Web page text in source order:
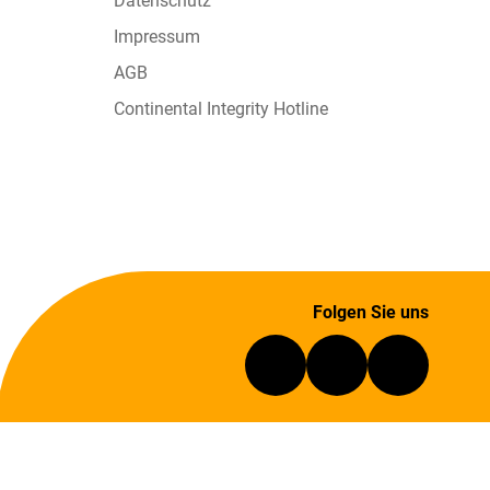
Impressum
AGB
Continental Integrity Hotline
Folgen Sie uns